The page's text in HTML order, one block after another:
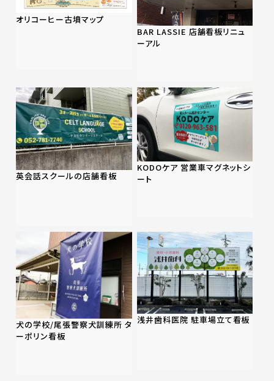
オリコーヒー古墳マップ
BAR LASSIE 店舗看板リニュ
ーアル
英会話スクールの店舗看板
KODOケア 営業車マグネットシ
ート
犬の学校/尾張警察犬訓練所 タ
ーポリン看板
浅井歯科医院 駐車場立て看板